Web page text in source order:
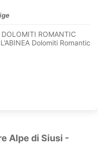
DOLOMITI ROMANTIC
Dolomiti Romantic
Alpe di Siusi -